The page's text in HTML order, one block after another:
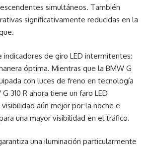
simultáneos. También
significativamente reducidas en la
indicadores de giro LED intermitentes:
óptima. Mientras que la BMW G
con luces de freno en tecnología
310 R ahora tiene un faro LED
aún mejor por la noche e
una mayor visibilidad en el tráfico.
una iluminación particularmente